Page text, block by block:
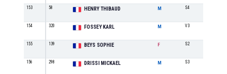
153 58 HENRY THIBAUD M S4
154 320 FOSSEY KARL M V3
155 139 BEYS SOPHIE F S2
156 298 DRISSI MICKAEL M S3